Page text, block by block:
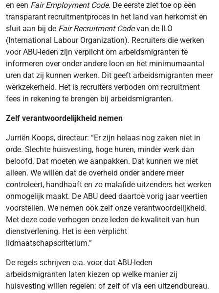
en een Fair Employment Code. De eerste ziet toe op een
transparant recruitmentproces in het land van herkomst en
sluit aan bij de Fair Recruitment Codevan de ILO
(International Labour Organization). Recruiters die werken
voor ABU-leden zijn verplicht om arbeidsmigranten te
informeren over onder andere loon en het minimumaantal
uren dat zij kunnen werken. Dit geeft arbeidsmigranten meer
werkzekerheid. Het is recruiters verboden om recruitment
fees in rekening te brengen bij arbeidsmigranten.
Zelf verantwoordelijkheid nemen
Jurriën Koops, directeur: “Er zijn helaas nog zaken niet in
orde. Slechte huisvesting, hoge huren, minder werk dan
beloofd. Dat moeten we aanpakken. Dat kunnen we niet
alleen. We willen dat de overheid onder andere meer
controleert, handhaaft en zo malafide uitzenders het werken
onmogelijk maakt. De ABU deed daartoe vorig jaar veertien
voorstellen. We nemen ook zelf onze verantwoordelijkheid.
Met deze code verhogen onze leden de kwaliteit van hun
dienstverlening. Het is een verplicht
lidmaatschapscriterium.”
De regels schrijven o.a. voor dat ABU-leden
arbeidsmigranten laten kiezen op welke manier zij
huisvesting willen regelen: of zelf of via een uitzendbureau.